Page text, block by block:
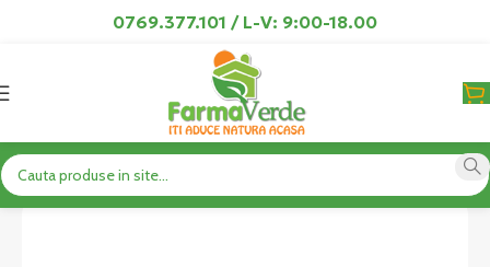
0769.377.101 / L-V: 9:00-18.00